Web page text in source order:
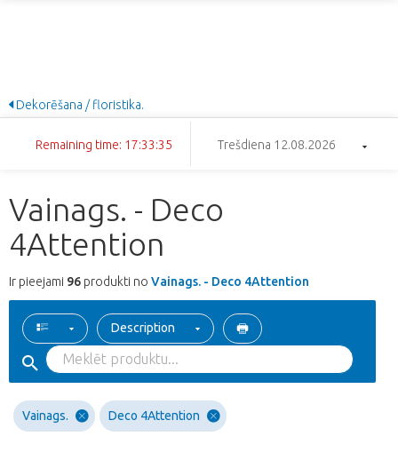
Dekorēšana / floristika.
Remaining time: 17:33:34 Trešdiena 12.08.2026
Vainags. - Deco
4Attention
Ir pieejami 96 produkti no Vainags. - Deco 4Attention
Description
Vainags. Deco 4Attention